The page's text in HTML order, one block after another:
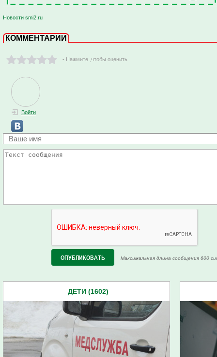
Новости smi2.ru
КОММЕНТАРИИ
- Нажмите ,чтобы оценить
Войти
Максимальная длина сообщения 600
ДЕТИ (1602)